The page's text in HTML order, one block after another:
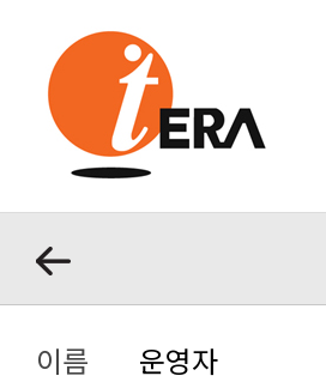
이름
운영자